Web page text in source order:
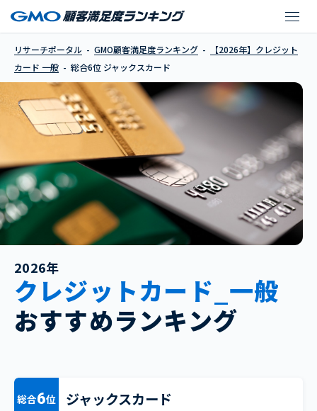
リサーチポータル GMO顧客満足度ランキング
【2026年】クレジット
カード 一般
総合6位 ジャックスカード
2026年
クレジットカード_一般
おすすめランキング
総合6位 ジャックスカード